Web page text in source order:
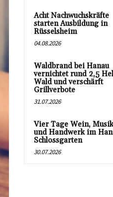
Acht Nachwuchskräfte
starten Ausbildung in
Rüsselsheim
04.08.2026
Waldbrand bei Hanau
vernichtet rund 2,5
Wald und verschärft
Grillverbote
31.07.2026
Vier Tage Wein, Musik
und Handwerk im
Schlossgarten
30.07.2026